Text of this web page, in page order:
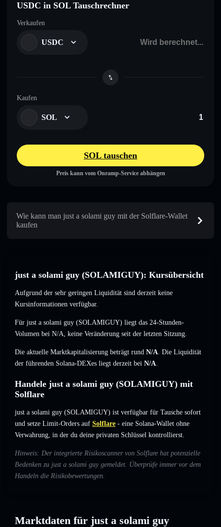
USDC in SOL Tauschrechner
Verkaufen
USDC
Kaufen
SOL
SOL tauschen
Preis kann vom Onramp-Service abhängen
Wie kann man just a solami guy mit der Solflare-Wallet
kaufen
just a solami guy (SOLAMIGUY): Kursübersicht
Aufgrund der sehr geringen Liquidität sind derzeit keine
Kursinformationen verfügbar.
Für just a solami guy (SOLAMIGUY) liegt das 24-Stunden-
Volumen bei N/A, keine Veränderung seit der letzten Sitzung.
Die aktuelle Marktkapitalisierung beträgt rund N/A. Die Liquidität
der führenden Solana-DEXes liegt derzeit bei N/A.
Handele just a solami guy (SOLAMIGUY) mit
Solflare
just a solami guy (SOLAMIGUY) ist verfügbar für Tausche sofort
und setze Limit-Orders auf Solflare - eine Solana-Wallet ohne
Verwahrung, in der du deine privaten Schlüssel kontrollierst.
Hinweis: Der integrierte Risikoscanner von Solflare hat potenzielle
Bedenken zu just a solami guy gemeldet. Überprüfe immer vor dem
Handeln die Risikobewertungen.
Marktdaten für just a solami guy